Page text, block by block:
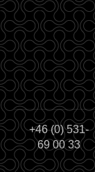
+46 (0) 531-
69 00 33